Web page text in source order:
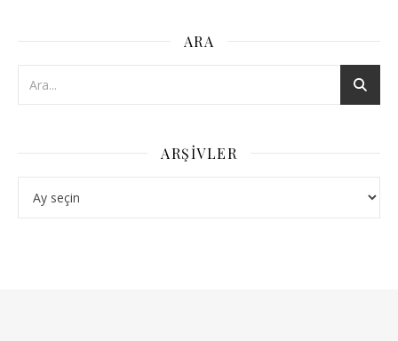
ARA
ARŞIVLER